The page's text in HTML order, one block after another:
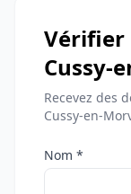
Vérifier
Cussy-
Recevez des
Cussy-en-
Nom *